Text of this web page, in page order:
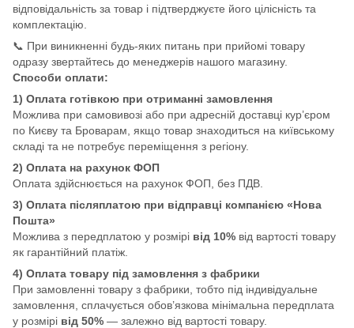
відповідальність за товар і підтверджуєте його цілісність та
комплектацію.
📞 При виникненні будь-яких питань при прийомі товару
одразу звертайтесь до менеджерів нашого магазину.
Способи оплати:
1) Оплата готівкою при отриманні замовлення
Можлива при самовивозі або при адресній доставці кур’єром
по Києву та Броварам, якщо товар знаходиться на київському
складі та не потребує переміщення з регіону.
2) Оплата на рахунок ФОП
Оплата здійснюється на рахунок ФОП, без ПДВ.
3) Оплата післяплатою при відправці компанією «Нова
Пошта»
Можлива з передплатою у розмірі від 10% від вартості товару
як гарантійний платіж.
4) Оплата товару під замовлення з фабрики
При замовленні товару з фабрики, тобто під індивідуальне
замовлення, сплачується обов’язкова мінімальна передплата
у розмірі від 50% — залежно від вартості товару.